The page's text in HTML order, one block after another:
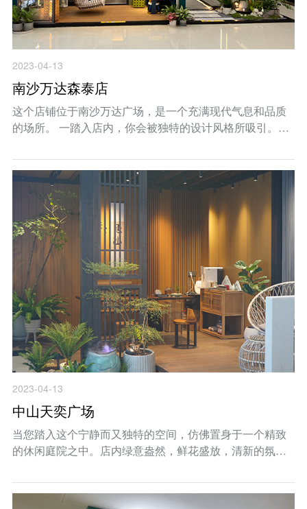
2023-04-13
南沙万达森泰店
这个店铺位于南沙万达广场，是一个充满现代气息和品质
的场所。 一踏入店内，你会被独特的设计风格所吸引。明
品。无论是经典的木制阳台栏杆，还是创新的户外地板，
每一款产品都展现着森泰的工艺和品质。...
2023-04-13
中山天奕广场
当您踏入这个宁静而又独特的空间，仿佛置身于一个精致
的休闲庭院之中。店内绿意盎然，鲜花盛放，清新的氛围
予空间温暖而柔和的光线，让人感受到宁静与舒适。 在这
里，您可以感受到森泰阳台庭院定制品牌的独特魅力。展...